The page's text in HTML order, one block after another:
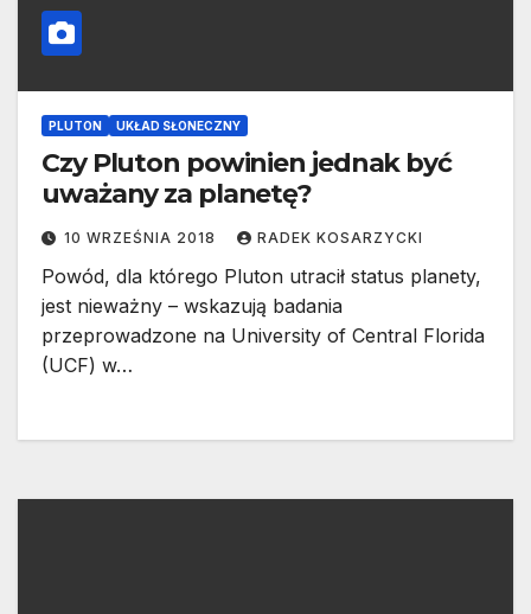
PLUTON UKŁAD SŁONECZNY
Czy Pluton powinien jednak być
uważany za planetę?
10 WRZEŚNIA 2018 RADEK KOSARZYCKI
Powód, dla którego Pluton utracił status planety,
jest nieważny – wskazują badania
przeprowadzone na University of Central Florida
(UCF) w…